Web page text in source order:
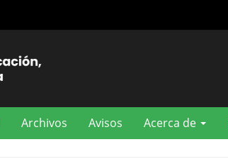
Archivos Avisos Acerca de